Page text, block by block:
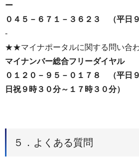
ー
０４５－６７１－３６２３ （平日９
-
★★マイナポータルに関する問い合
マイナンバー総合フリーダイヤル
０１２０－９５－０１７８ （平日
日祝９時３０分～１７時３０分）
５．よくある質問